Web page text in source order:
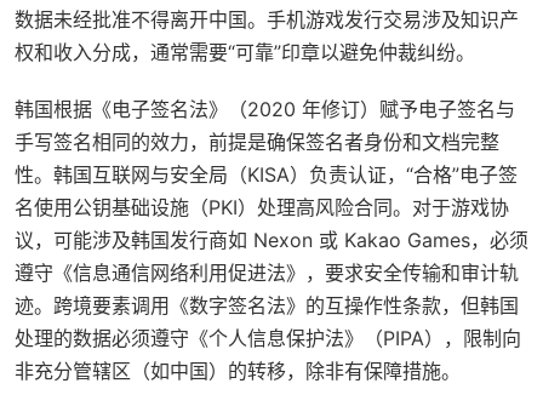
数据未经批准不得离开中国。手机游戏发行交易涉及知识产
权和收入分成，通常需要“可靠”印章以避免仲裁纠纷。
韩国根据《电子签名法》（2020 年修订）赋予电子签名与
手写签名相同的效力，前提是确保签名者身份和文档完整
性。韩国互联网与安全局（KISA）负责认证，“合格”电子签
名使用公钥基础设施（PKI）处理高风险合同。对于游戏协
议，可能涉及韩国发行商如 Nexon 或 Kakao Games，必须
遵守《信息通信网络利用促进法》，要求安全传输和审计轨
迹。跨境要素调用《数字签名法》的互操作性条款，但韩国
处理的数据必须遵守《个人信息保护法》（PIPA），限制向
非充分管辖区（如中国）的转移，除非有保障措施。